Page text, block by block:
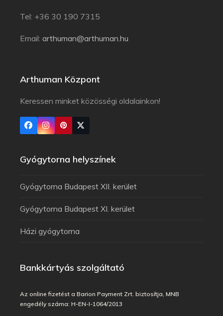
Tel: +36 30 190 7315
Email: arthuman@arthuman.hu
Arthuman Központ
Keressen minket közösségi oldalainkon!
Gyógytorna helyszínek
Gyógytorna Budapest XII. kerület
Gyógytorna Budapest XI. kerület
Házi gyógytorna
Bankkártyás szolgáltató
Az online fizetést a Barion Payment Zrt. biztosítja, MNB
engedély száma: H-EN-I-1064/2013